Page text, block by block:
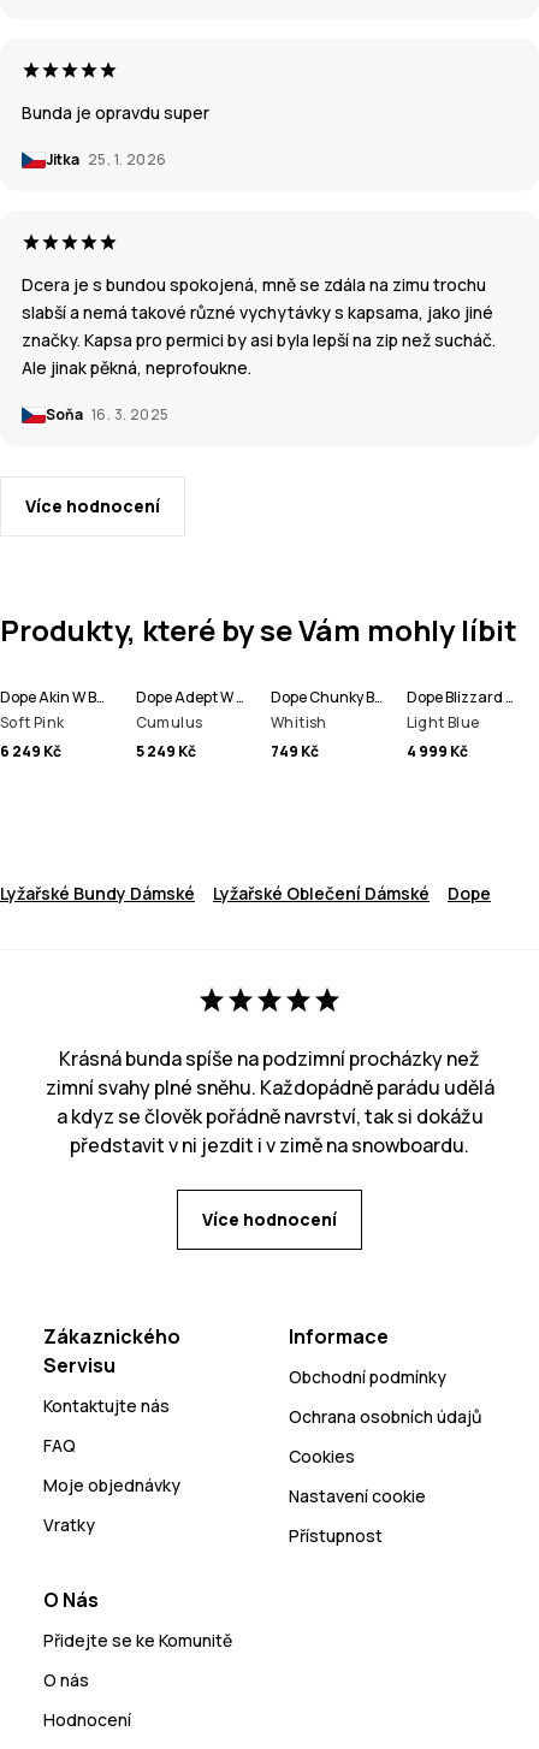
Bunda je opravdu super
Jitka 25. 1. 2026
Dcera je s bundou spokojená, mně se zdála na zimu trochu
slabší a nemá takové různé vychytávky s kapsama, jako jiné
značky. Kapsa pro permici by asi byla lepší na zip než sucháč.
Ale jinak pěkná, neprofoukne.
Soňa 16. 3. 2025
Více hodnocení
Produkty, které by se Vám mohly líbit
Dope Akin W Bunda na Snowboard Dámské
Soft Pink
6 249 Kč
Dope Adept W Bunda na Snowboard Dámské
Cumulus
5 249 Kč
Dope Chunky Beanie čepice
Whitish
749 Kč
Dope Blizzard W Full Zip Bunda na Snowboard Dámské
Light Blue
4 999 Kč
Lyžařské Bundy Dámské Lyžařské Oblečení Dámské Dope
Krásná bunda spíše na podzimní procházky než
zimní svahy plné sněhu. Každopádně parádu udělá
a kdyz se člověk pořádně navrství, tak si dokážu
představit v ni jezdit i v zimě na snowboardu.
Více hodnocení
Zákaznického
Servisu
Kontaktujte nás
FAQ
Moje objednávky
Vratky
Informace
Obchodní podmínky
Ochrana osobních údajů
Cookies
Nastavení cookie
Přístupnost
O Nás
Přidejte se ke Komunitě
O nás
Hodnocení